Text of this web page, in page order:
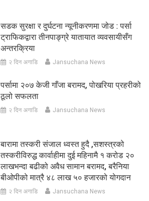
सडक सुरक्षा र दुर्घटना न्यूनीकरणमा जोड : पर्सा
ट्राफिकद्वारा तीनपाङ्ग्रे यातायात व्यवसायीसँग
अन्तरक्रिया
२ दिन अगाडि Jansuchana News
पर्सामा २०७ केजी गाँजा बरामद, पोखरिया प्रहरीको
ठूलो सफलता
२ दिन अगाडि Jansuchana News
बारामा तस्करी संजाल ध्वस्त हुदै ,सशस्त्रको
तस्करीविरुद्ध कार्वाहीमा दुई महिनामै १ करोड २०
लाखभन्दा बढीको अवैध सामान बरामद, बरैनिया
बीओपीको मात्रै ४८ लाख ५० हजारको योगदान
२ दिन अगाडि Jansuchana News